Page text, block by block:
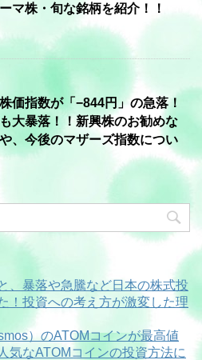
マ株・旬な銘柄を紹介！！
価指数が「−844円」の急落！
大暴落！！新興株のお勧めな
、今後のマザーズ指数につい
、暴落や急騰など日本の株式投
！投資への考え方が激変した理
）のATOMコインが最高値
気なATOMコインの投資方法に